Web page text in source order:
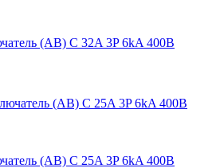
(АВ) C 32A 3P 6kA 400В
(АВ) C 25A 3P 6kA 400В